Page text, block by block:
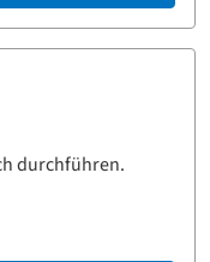
durchführen.